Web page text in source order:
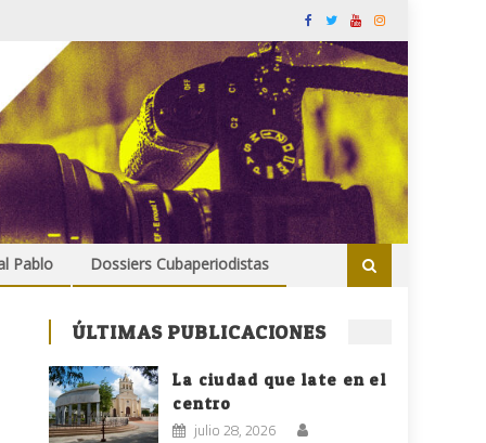
Pablo Dossiers Cubaperiodistas
ÚLTIMAS PUBLICACIONES
La ciudad que late en el
centro
julio 28, 2026